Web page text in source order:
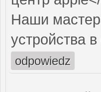
Наши
устройства
odpowiedz